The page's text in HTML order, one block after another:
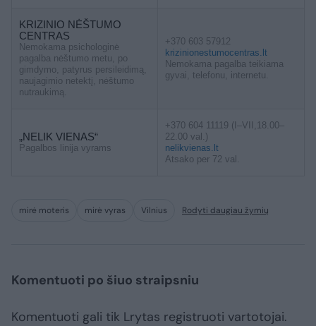
KRIZINIO NĖŠTUMO
CENTRAS
Nemokama psichologinė
pagalba nėštumo metu, po
gimdymo, patyrus persileidimą,
naujagimio netektį, nėštumo
nutraukimą.
+370 603 57912
krizinionestumocentras.lt
Nemokama pagalba teikiama
gyvai, telefonu, internetu.
„NELIK VIENAS“
Pagalbos linija vyrams
+370 604 11119 (I–VII,18.00–
22.00 val.)
nelikvienas.lt
Atsako per 72 val.
mirė moteris mirė vyras Vilnius Rodyti daugiau žymių
Komentuoti po šiuo straipsniu
Komentuoti gali tik Lrytas registruoti vartotojai.